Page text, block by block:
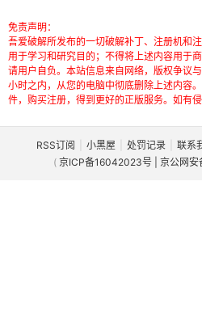
免责声明：
吾爱破解所发布的一切破解补丁、注册机和
用于学习和研究目的；不得将上述内容用于
请用户自负。本站信息来自网络，版权争议
小时之内，从您的电脑中彻底删除上述内容
件，购买注册，得到更好的正版服务。如有
RSS订阅 小黑屋 处罚记录 联系
( 京ICP备16042023号 | 京公网